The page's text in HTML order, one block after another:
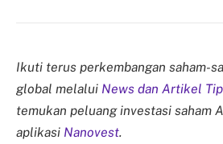
Ikuti terus perkembangan saham-
global melalui News dan Artikel
temukan peluang investasi saham
aplikasi Nanovest.